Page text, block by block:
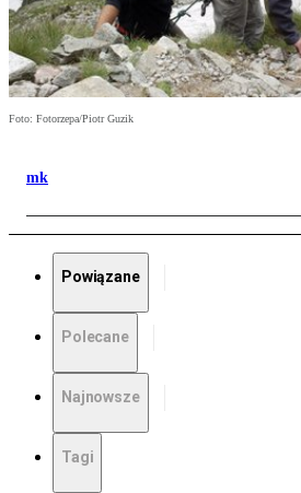
Foto: Fotorzepa/Piotr Guzik
mk
Powiązane
Polecane
Najnowsze
Tagi